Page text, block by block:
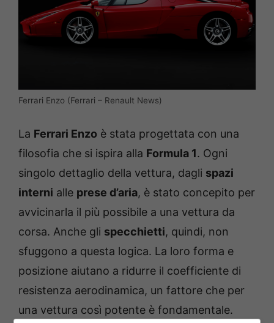
Ferrari Enzo (Ferrari – Renault News)
La Ferrari Enzo è stata progettata con una
filosofia che si ispira alla Formula 1. Ogni
singolo dettaglio della vettura, dagli spazi
interni alle prese d’aria, è stato concepito per
avvicinarla il più possibile a una vettura da
corsa. Anche gli specchietti, quindi, non
sfuggono a questa logica. La loro forma e
posizione aiutano a ridurre il coefficiente di
resistenza aerodinamica, un fattore che per
una vettura così potente è fondamentale.